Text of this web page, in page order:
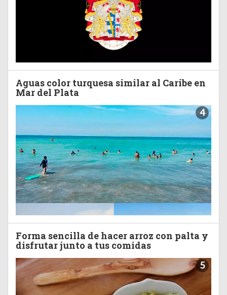
Aguas color turquesa similar al Caribe en
Mar del Plata
4
Forma sencilla de hacer arroz con palta y
disfrutar junto a tus comidas
5